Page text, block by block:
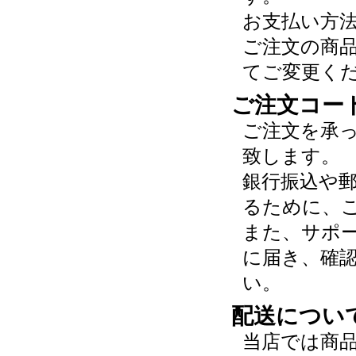
お支払い方
ご注文の商
てご変更く
ご注文コー
ご注文を承
致します。
銀行振込や
るために、
また、サポ
に届き、確
い。
配送につい
当店では商